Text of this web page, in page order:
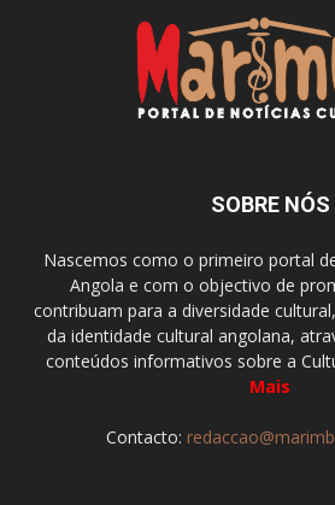
SOBRE NÓS
Nascemos como o primeiro portal
Angola e com o objectivo de
contribuam para a diversidade
da identidade cultural angolana,
conteúdos informativos sobre a
Mais
Contacto: